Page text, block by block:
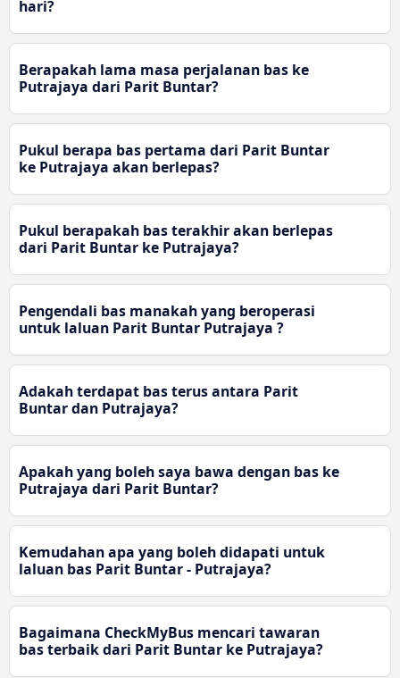
hari?
Berapakah lama masa perjalanan bas ke
Putrajaya dari Parit Buntar?
Pukul berapa bas pertama dari Parit Buntar
ke Putrajaya akan berlepas?
Pukul berapakah bas terakhir akan berlepas
dari Parit Buntar ke Putrajaya?
Pengendali bas manakah yang beroperasi
untuk laluan Parit Buntar Putrajaya ?
Adakah terdapat bas terus antara Parit
Buntar dan Putrajaya?
Apakah yang boleh saya bawa dengan bas ke
Putrajaya dari Parit Buntar?
Kemudahan apa yang boleh didapati untuk
laluan bas Parit Buntar - Putrajaya?
Bagaimana CheckMyBus mencari tawaran
bas terbaik dari Parit Buntar ke Putrajaya?